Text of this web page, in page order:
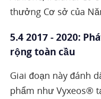
thưởng Cơ sở của
5.4 2017 - 2020:
rộng toàn cầu
Giai đoạn này đánh
phẩm như Vyxeos®